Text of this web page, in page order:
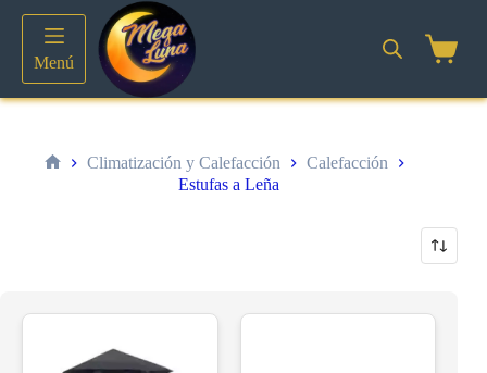
contenido
Menú
Climatización y Calefacción
Calefacción
Estufas a Leña